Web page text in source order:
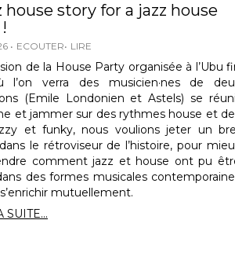
house story for a jazz house
ECOUTER LIRE
de la House Party organisée à l’Ubu
l’on verra des musicien·nes de
(Emile Londonien et Astels) se
et jammer sur des rythmes house et
et funky, nous voulions jeter un
le rétroviseur de l’histoire, pour
comment jazz et house ont pu
des formes musicales
mutuellement.
SUITE...